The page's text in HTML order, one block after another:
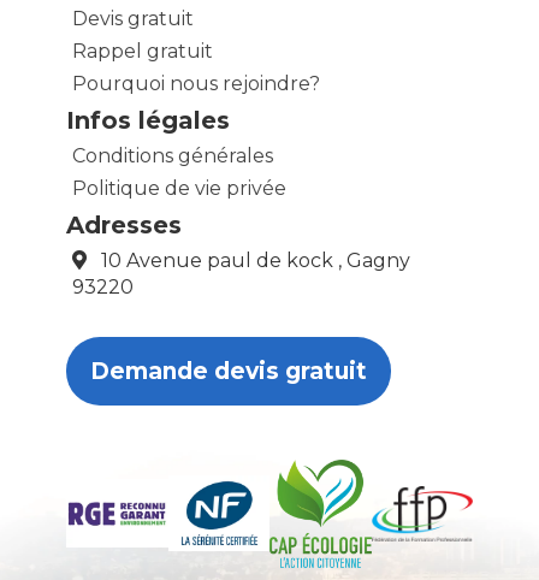
Devis gratuit
Rappel gratuit
Pourquoi nous rejoindre?
Infos légales
Conditions générales
Politique de vie privée
Adresses
10 Avenue paul de kock , Gagny
93220
Demande devis gratuit